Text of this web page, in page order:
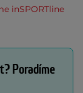
inSPORTline
Poradíme